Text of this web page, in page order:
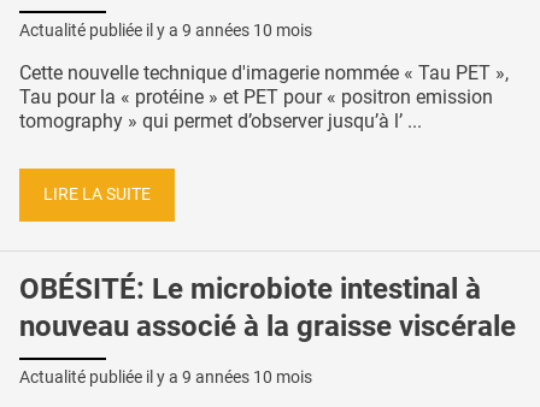
Actualité publiée il y a 9 années 10 mois
Cette nouvelle technique d'imagerie nommée « Tau PET »,
Tau pour la « protéine » et PET pour « positron emission
tomography » qui permet d’observer jusqu’à l’ ...
LIRE LA SUITE
OBÉSITÉ: Le microbiote intestinal à
nouveau associé à la graisse viscérale
Actualité publiée il y a 9 années 10 mois